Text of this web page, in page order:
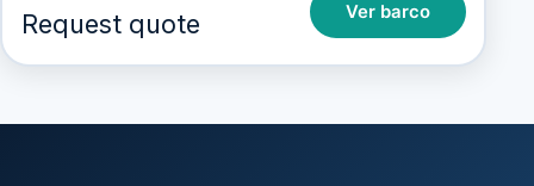
Request quote Ver barco